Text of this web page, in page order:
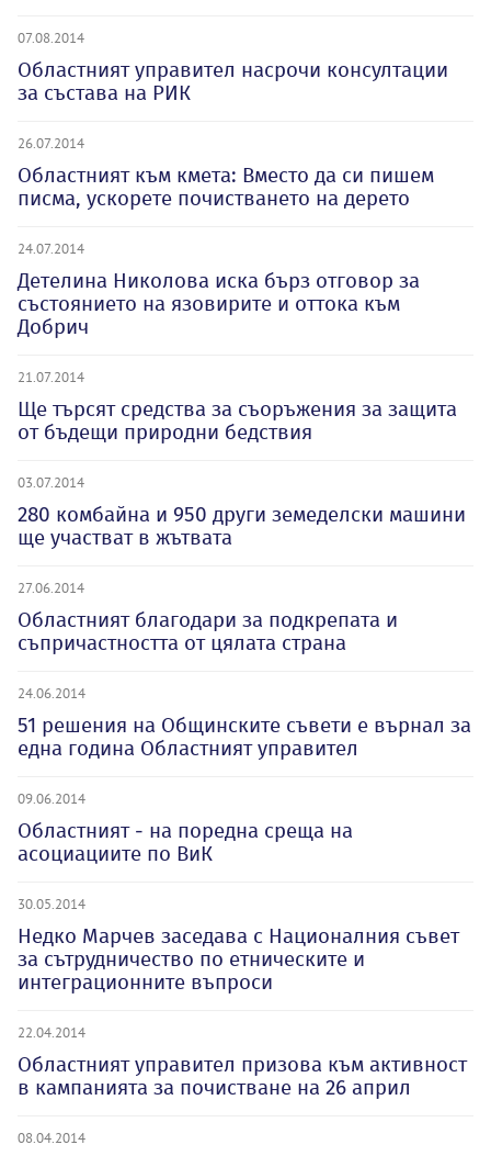
07.08.2014
Областният управител насрочи консултации
за състава на РИК
26.07.2014
Областният към кмета: Вместо да си пишем
писма, ускорете почистването на дерето
24.07.2014
Детелина Николова иска бърз отговор за
състоянието на язовирите и оттока към
Добрич
21.07.2014
Ще търсят средства за съоръжения за защита
от бъдещи природни бедствия
03.07.2014
280 комбайна и 950 други земеделски машини
ще участват в жътвата
27.06.2014
Областният благодари за подкрепата и
съпричастността от цялата страна
24.06.2014
51 решения на Общинските съвети е върнал за
една година Областният управител
09.06.2014
Областният - на поредна среща на
асоциациите по ВиК
30.05.2014
Недко Марчев заседава с Националния съвет
за сътрудничество по етническите и
интеграционните въпроси
22.04.2014
Областният управител призова към активност
в кампанията за почистване на 26 април
08.04.2014